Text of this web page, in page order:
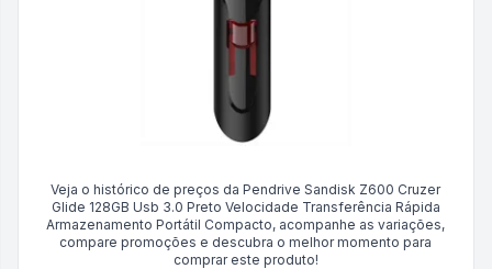
Veja o histórico de preços daPendrive Sandisk Z600 Cruzer
Glide 128GB Usb 3.0 Preto Velocidade Transferência Rápida
Armazenamento Portátil Compacto, acompanhe as variações,
compare promoções e descubra o melhor momento para
comprar este produto!